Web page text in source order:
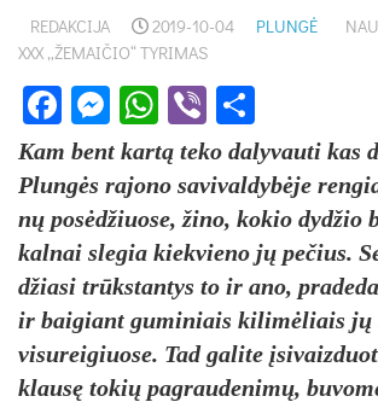
REDAKCIJA 2019-10-04 PLUNGĖ
XXX „ŽEMAIČIO“ TYRIMAS
Facebook
Messenger
WhatsApp
Viber
Kam bent kar­tą te­ko da­ly­vau­ti kas
Plun­gės ra­jo­no sa­vi­val­dy­bė­je
nų po­sė­džiuo­se, ži­no, ko­kio dy­džio
kal­nai sle­gia kiek­vie­no jų pe­čius.
džia­si trūks­tan­tys to ir ano,
ir bai­giant gu­mi­niais ki­li­mė­liais jų
vi­su­rei­giuo­se. Tad ga­li­te
klau­sę to­kių pa­grau­de­ni­mų,